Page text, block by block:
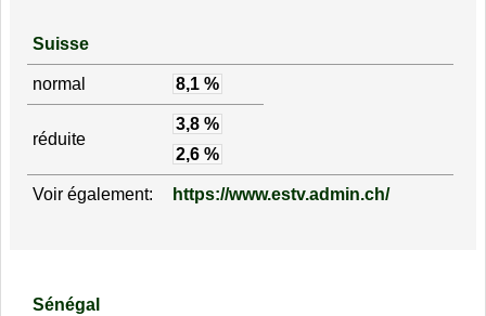
Suisse
normal 8,1 %
réduite
3,8 %
2,6 %
Voir également: https://www.estv.admin.ch/
Sénégal